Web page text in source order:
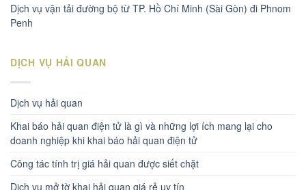
Dịch vụ vận tải đường bộ từ TP. Hồ Chí Minh (Sài Gòn) đi Phnom
Penh
DỊCH VỤ HẢI QUAN
Dịch vụ hải quan
Khai báo hải quan điện tử là gì và những lợi ích mang lại cho
doanh nghiệp khi khai báo hải quan điện tử
Công tác tính trị giá hải quan được siết chặt
Dịch vụ mở tờ khai hải quan giá rẻ uy tín